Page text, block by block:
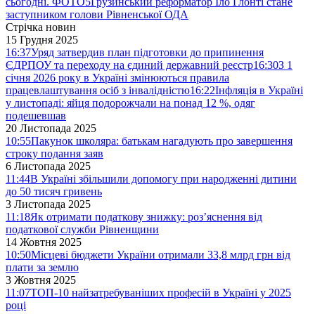
заступником голови Рівненської ОДА
Стрічка новин
15 Грудня 2025
16:37Уряд затвердив план підготовки до припинення
ЄДРПОУ та переходу на єдиний державний реєстр16:30З 1
січня 2026 року в Україні змінюються правила
працевлаштування осіб з інвалідністю16:22Інфляція в Україні
у листопаді: яйця подорожчали на понад 12 %, одяг
подешевшав
20 Листопада 2025
10:55Пакунок школяра: батькам нагадують про завершення
строку подання заяв
6 Листопада 2025
11:44В Україні збільшили допомогу при народженні дитини
до 50 тисяч гривень
3 Листопада 2025
11:18Як отримати податкову знижку: роз’яснення від
податкової служби Рівненщини
14 Жовтня 2025
10:50Місцеві бюджети України отримали 33,8 млрд грн від
плати за землю
3 Жовтня 2025
11:07ТОП-10 найзатребуваніших професій в Україні у 2025
році